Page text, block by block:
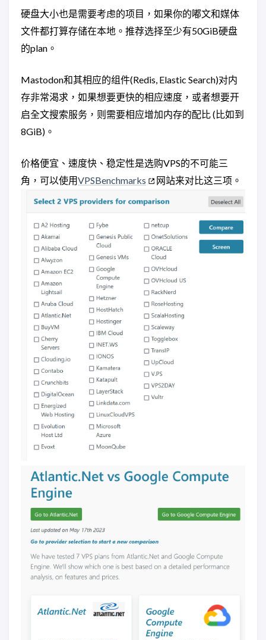
硬盘大小也是需要考虑的项目，如果你的嘟文和媒体
文件都打算存储在本地。推荐选择至少有50GiB硬盘
的plan。
Mastodon和其相应的组件(Redis, Elastic Search)对内
存非常渴求，如果想要更快的相应速度，或者想要开
启全文搜索服务，则需要相应增加内存的配比 (比如到
8GiB)。
价格便宜、速度快、稳定性是选购VPS的不可能三
角，可以使用VPSBenchmarks 网站来对比这三项。